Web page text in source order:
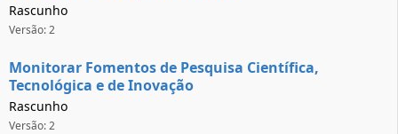
Rascunho
Versão: 2
Monitorar Fomentos de Pesquisa Científica,
Tecnológica e de Inovação
Rascunho
Versão: 2